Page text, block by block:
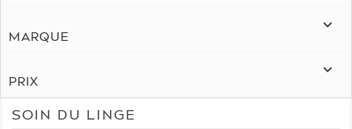
MARQUE

PRIX

SOIN DU LINGE